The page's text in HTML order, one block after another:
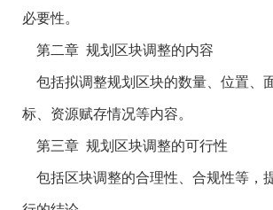
必要性。
第二章 规划区块调整的内容
包括拟调整规划区块的数量、位置、
标、资源赋存情况等内容。
第三章 规划区块调整的可行性
包括区块调整的合理性、合规性等，